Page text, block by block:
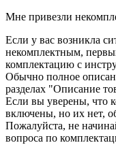
Мне привезли
Если у вас возникла
некомплектным,
комплектацию с
Обычно полное
разделах "Описание
Если вы уверены, что
включены, но их нет,
Пожалуйста, не
вопроса по